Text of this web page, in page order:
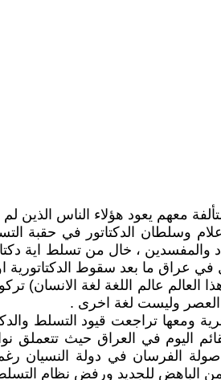
الانتفاضة 1991 في العراق والكتل المتألفة
الدكتاتور في حقبة
والمفسدين ، خال من تسلط اية
عراق ما بعد سقوط الدكتاتورية
العالم عالم اللغة لغة الانسان)
العصر وليست لغة اخرى .
ومعها تراجعت قيود التسلط
اليوم في العراق حيث تتعملق
الفرسان في دولة النسيان
الباهض للجديد ورفض نظام التسلط